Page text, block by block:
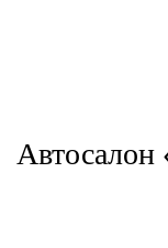
Автосалон